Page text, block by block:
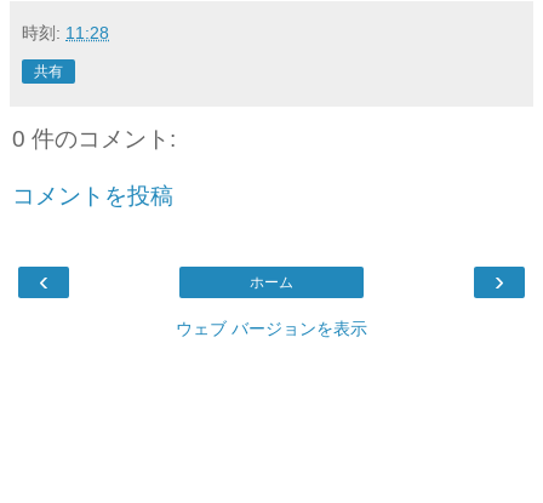
時刻: 11:28
共有
0 件のコメント:
コメントを投稿
‹ ›
ホーム
ウェブ バージョンを表示